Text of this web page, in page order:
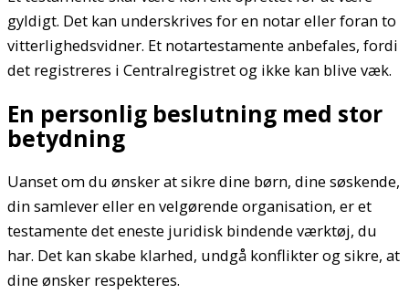
gyldigt. Det kan underskrives for en notar eller foran to
vitterlighedsvidner. Et notartestamente anbefales, fordi
det registreres i Centralregistret og ikke kan blive væk.
En personlig beslutning med stor
betydning
Uanset om du ønsker at sikre dine børn, dine søskende,
din samlever eller en velgørende organisation, er et
testamente det eneste juridisk bindende værktøj, du
har. Det kan skabe klarhed, undgå konflikter og sikre, at
dine ønsker respekteres.